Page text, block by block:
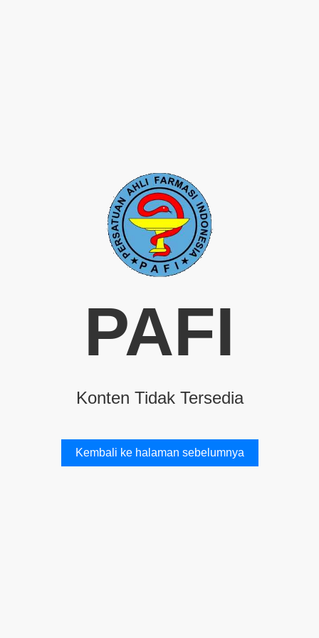
PAFI
Konten Tidak Tersedia
Kembali ke halaman sebelumnya